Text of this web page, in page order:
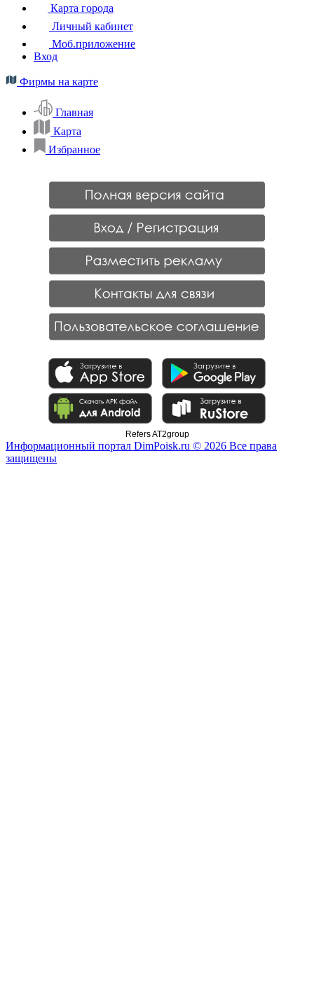
Карта города
Личный кабинет
Моб.приложение
Вход
Фирмы на карте
Главная
Карта
Избранное
Refers AT2group
Информационный портал DimPoisk.ru © 2026 Все права
защищены